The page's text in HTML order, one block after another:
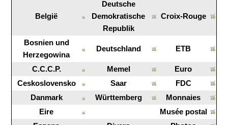
België
Deutsche
Demokratische
Republik
Croix-Rouge
Bosnien und
Herzegowina
Deutschland ETB
C.C.C.P. Memel
Euro
Ceskoslovensko
Saar
FDC
Danmark
Württemberg
Monnaies
Eire
Musée postal